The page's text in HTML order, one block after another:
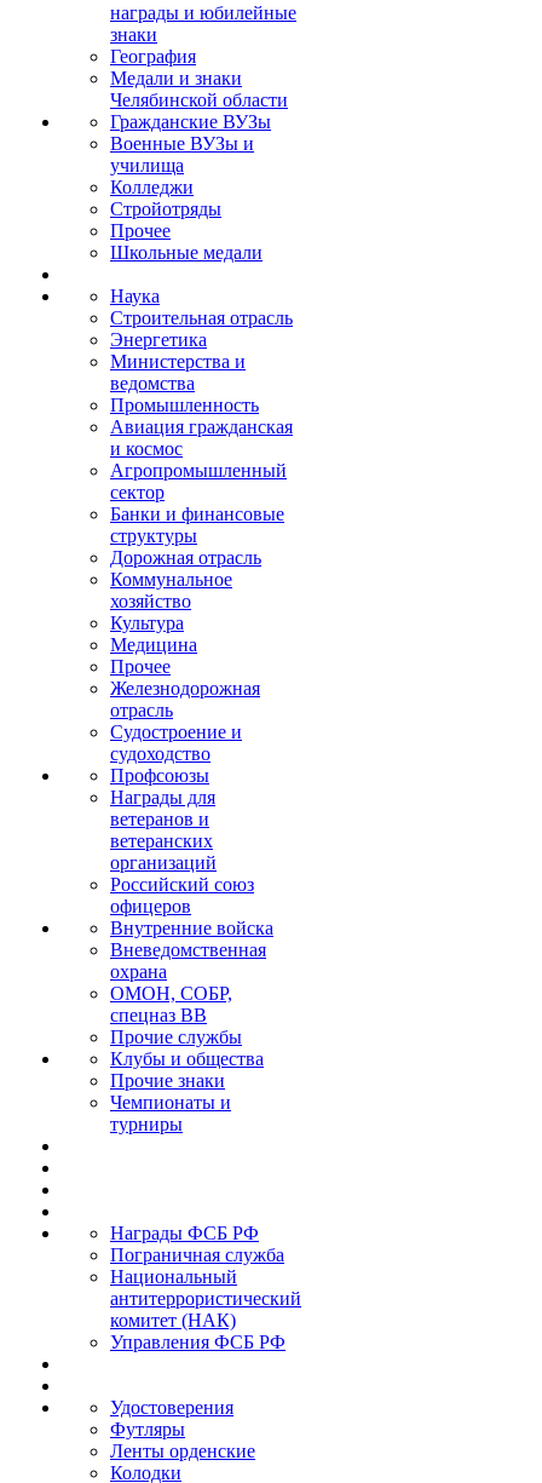
награды и юбилейные
знаки
География
Медали и знаки
Челябинской области
Гражданские ВУЗы
Военные ВУЗы и
училища
Колледжи
Стройотряды
Прочее
Школьные медали
Наука
Строительная отрасль
Энергетика
Министерства и
ведомства
Промышленность
Авиация гражданская
и космос
Агропромышленный
сектор
Банки и финансовые
структуры
Дорожная отрасль
Коммунальное
хозяйство
Культура
Медицина
Прочее
Железнодорожная
отрасль
Судостроение и
судоходство
Профсоюзы
Награды для
ветеранов и
ветеранских
организаций
Российский союз
офицеров
Внутренние войска
Вневедомственная
охрана
ОМОН, СОБР,
спецназ ВВ
Прочие службы
Клубы и общества
Прочие знаки
Чемпионаты и
турниры
Награды ФСБ РФ
Пограничная служба
Национальный
антитеррористический
комитет (НАК)
Управления ФСБ РФ
Удостоверения
Футляры
Ленты орденские
Колодки